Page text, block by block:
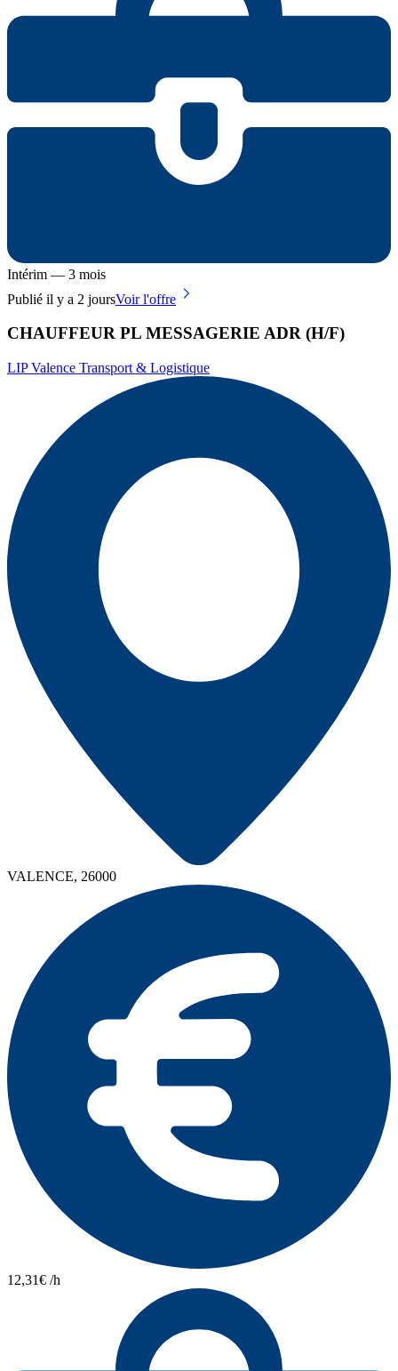
Intérim — 3 mois
Publié il y a 2 joursVoir l'offre
CHAUFFEUR PL MESSAGERIE ADR (H/F)
LIP Valence Transport & Logistique
VALENCE, 26000
12,31€ /h